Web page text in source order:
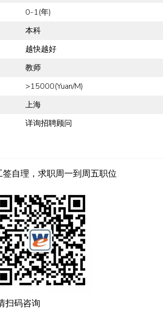
0-1(年)
本科
越快越好
教师
>15000(Yuan/M)
上海
详询招聘顾问
自理，求职周一到周五职位
扫码咨询